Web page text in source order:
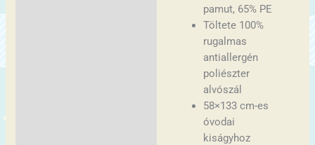
pamut, 65% PE
Töltete 100%
rugalmas
antiallergén
poliészter
alvószál
58×133 cm-es
óvodai
kiságyhoz